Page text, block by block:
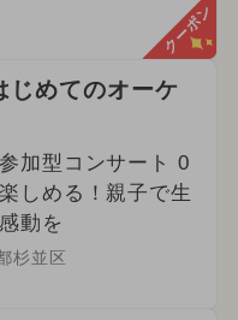
クーポン
じめてのオーケ
加型コンサート 0
しめる！親子で生
動を
杉並区